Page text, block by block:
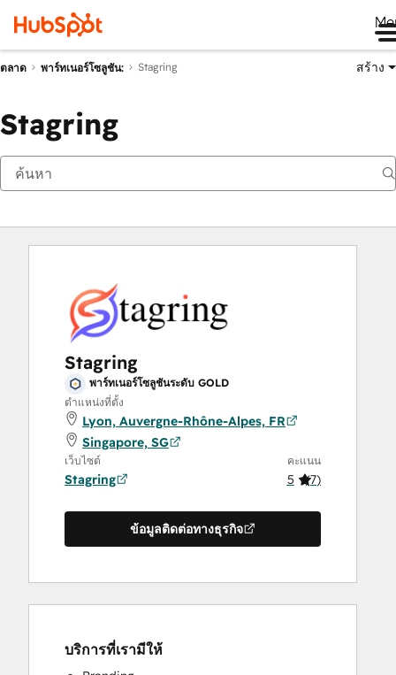
ตลาด พาร์ทเนอร์โซลูชัน: Stagring สร้าง
Stagring
Stagring
พาร์ทเนอร์โซลูชันระดับ GOLD
ตำแหน่งที่ตั้ง
Lyon, Auvergne-Rhône-Alpes, FR
Singapore, SG
เว็บไซต์
Stagring
คะแนน
5 (7)
ข้อมูลติดต่อทางธุรกิจ
บริการที่เรามีให้